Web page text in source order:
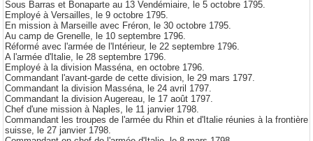
Sous Barras et Bonaparte au 13 Vendémiaire, le 5 octobre 1795.
Employé à Versailles, le 9 octobre 1795.
En mission à Marseille avec Fréron, le 30 octobre 1795.
Au camp de Grenelle, le 10 septembre 1796.
Réformé avec l'armée de l'Intérieur, le 22 septembre 1796.
A l'armée d'Italie, le 28 septembre 1796.
Employé à la division Masséna, en octobre 1796.
Commandant l'avant-garde de cette division, le 29 mars 1797.
Commandant la division Masséna, le 24 avril 1797.
Commandant la division Augereau, le 17 août 1797.
Chef d'une mission à Naples, le 11 janvier 1798.
Commandant les troupes de l'armée du Rhin et d'Italie réunies à la frontière
suisse, le 27 janvier 1798.